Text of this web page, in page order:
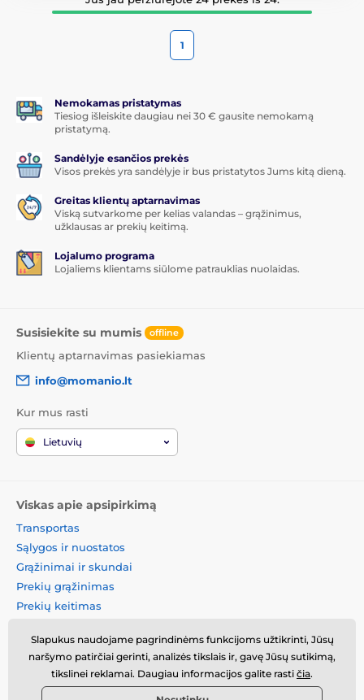
1
Nemokamas pristatymas
Tiesiog išleiskite daugiau nei 30 € gausite nemokamą
pristatymą.
Sandėlyje esančios prekės
Visos prekės yra sandėlyje ir bus pristatytos Jums kitą dieną.
Greitas klientų aptarnavimas
Viską sutvarkome per kelias valandas – grąžinimus,
užklausas ar prekių keitimą.
Lojalumo programa
Lojaliems klientams siūlome patrauklias nuolaidas.
Susisiekite su mumis offline
Klientų aptarnavimas pasiekiamas
info@momanio.lt
Kur mus rasti
Lietuvių
Viskas apie apsipirkimą
Transportas
Sąlygos ir nuostatos
Grąžinimai ir skundai
Prekių grąžinimas
Prekių keitimas
Kontaktinė informacija
Informacija apie asmens
duomenų tvarkymą
Slapukus naudojame pagrindinėms funkcijoms užtikrinti, Jūsų
naršymo patirčiai gerinti, analizės tikslais ir, gavę Jūsų sutikimą,
tikslinei reklamai. Daugiau informacijos galite rasti čia.